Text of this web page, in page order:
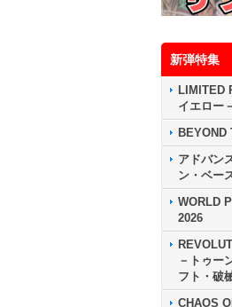
新弾特集
LIMITED
イエロー－
BEYOND
アドバン
ン・ベー
WORLD
2026
－トゥー
フト・破
CHAOS